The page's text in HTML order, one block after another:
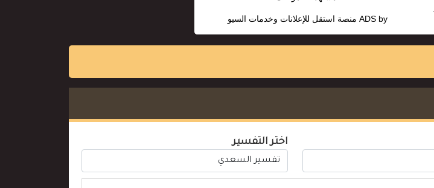
ADS by منصة استقل للإعلانات وخدمات السيو
اختر التفسير